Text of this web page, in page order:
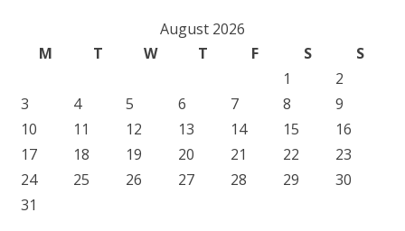
August 2026
M
T W T F S
S
1
2
3
4 5 6 7 8
9
10
11 12 13 14 15
16
17
18 19 20 21 22
23
24
25 26 27 28 29
30
31